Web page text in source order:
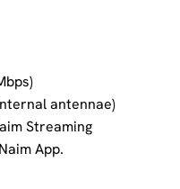
antennae)
Streaming
App.